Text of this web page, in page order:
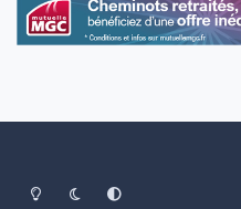
Light ModeDark ModeSystem Preference